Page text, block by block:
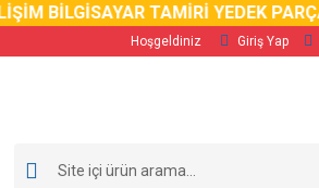
BİLGİSAYAR TAMİRİ YEDEK PARÇA
Hoşgeldiniz Giriş Yap